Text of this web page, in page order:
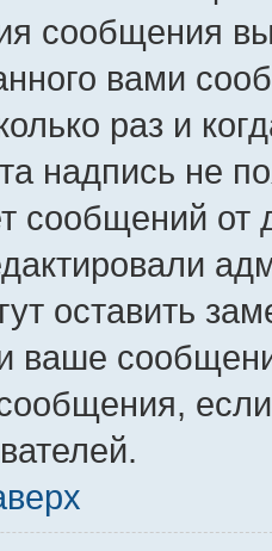
сообщения
вами
раз и
надпись не
сообщений от
оставить
ваше